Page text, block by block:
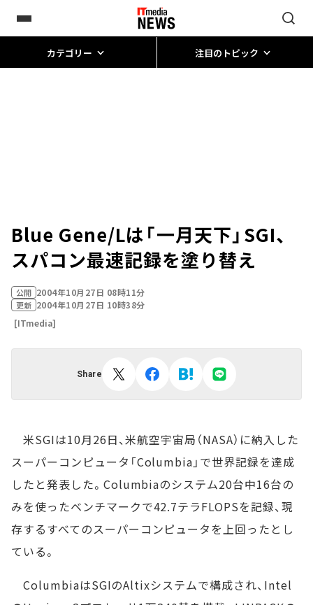
カテゴリー 注目のトピック
Blue Gene/Lは「一月天下」――SGI、
スパコン最速記録を塗り替え
公開 2004年10月27日 08時11分
更新 2004年10月27日 10時38分
[ITmedia]
Share
米SGIは10月26日、米航空宇宙局（NASA）に納入した
スーパーコンピュータ「Columbia」で世界記録を達成
したと発表した。Columbiaのシステム20台中16台の
みを使ったベンチマークで42.7テラFLOPSを記録、現
存するすべてのスーパーコンピュータを上回ったとし
ている。
ColumbiaはSGIのAltixシステムで構成され、Intel